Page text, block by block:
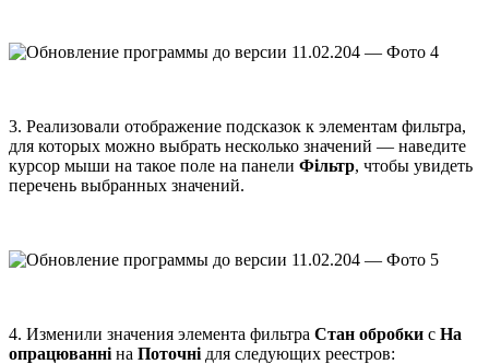
3. Реализовали отображение подсказок к элементам фильтра,
для которых можно выбрать несколько значений — наведите
курсор мыши на такое поле на панели Фільтр, чтобы увидеть
перечень выбранных значений.
4. Изменили значения элемента фильтра Стан обробки с На
опрацюванні на Поточні для следующих реестров: